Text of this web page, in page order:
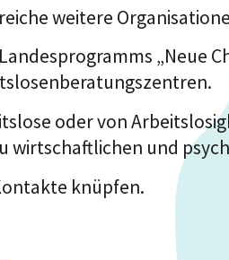
weitere
oder von
wirtschaftlichen und
knüpfen.